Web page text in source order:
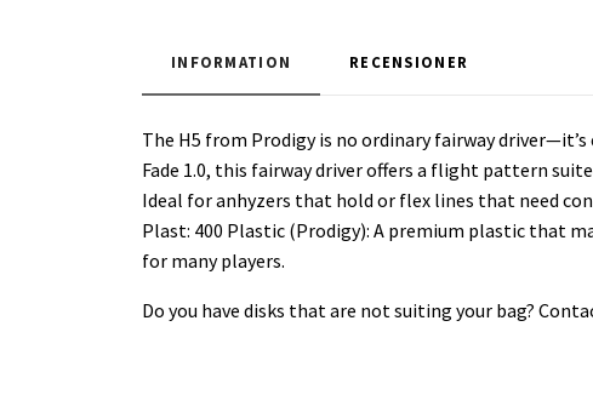
INFORMATION RECENSIONER
The H5 from Prodigy is no ordinary fairway
Fade 1.0, this fairway driver offers a flight pattern
Ideal for anhyzers that hold or flex lines that need
Plast: 400 Plastic (Prodigy): A premium plastic that
for many players.
Do you have disks that are not suiting your bag?